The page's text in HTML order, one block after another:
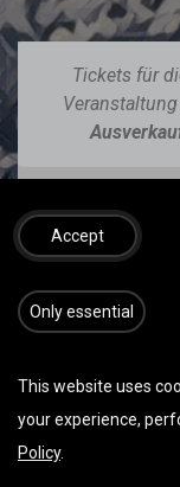
Tickets für
DATUM &
08:30
Zu
Accept
​​​Only essential
This website uses
your experience,
Policy.